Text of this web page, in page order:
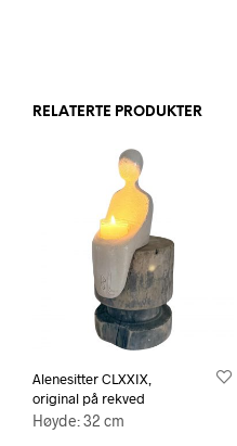
RELATERTE PRODUKTER
Alenesitter CLXXIX,
original på rekved
Høyde: 32 cm